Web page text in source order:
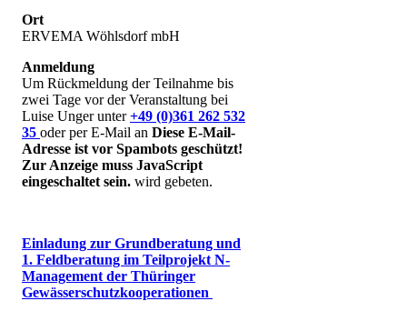
Ort
ERVEMA Wöhlsdorf mbH
Anmeldung
Um Rückmeldung der Teilnahme bis
zwei Tage vor der Veranstaltung bei
Luise Unger unter+49 (0)361 262 532
35 oder per E-Mail an Diese E-Mail-
Adresse ist vor Spambots geschützt!
Zur Anzeige muss JavaScript
eingeschaltet sein. wird gebeten.
Einladung zur Grundberatung und
1. Feldberatung im Teilprojekt N-
Management der Thüringer
Gewässerschutzkooperationen